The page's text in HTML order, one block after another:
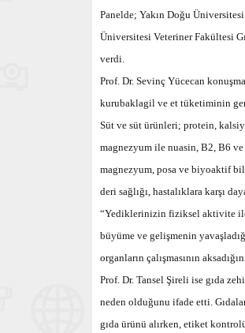
Panelde; Yakın Doğu
Üniversitesi Veteriner Fakültesi
verdi.
Prof. Dr. Sevinç Yücecan
kurubaklagil ve et tüketiminin
Süt ve süt ürünleri; protein,
magnezyum ile nuasin, B2, B6
magnezyum, posa ve biyoaktif
deri sağlığı, hastalıklara karşı
“Yediklerinizin fiziksel aktivite ile
büyüme ve gelişmenin
organların çalışmasının
Prof. Dr. Tansel Şireli ise gıda
neden olduğunu ifade etti.
gıda ürünü alırken, etiket